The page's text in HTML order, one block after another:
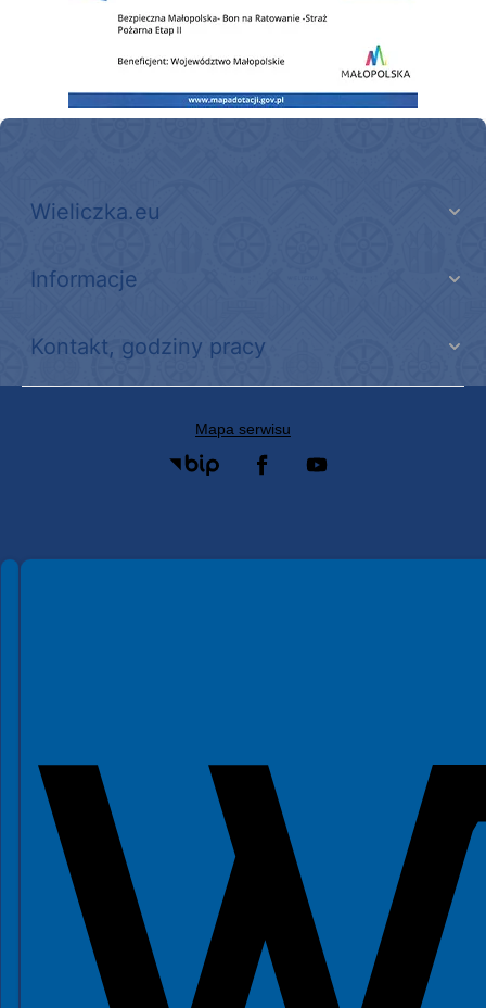
Wieliczka.eu
Informacje
Kontakt, godziny pracy
Mapa serwisu
Spełniamy standardy WCAG 2.2
Spełniamy standardy W3C